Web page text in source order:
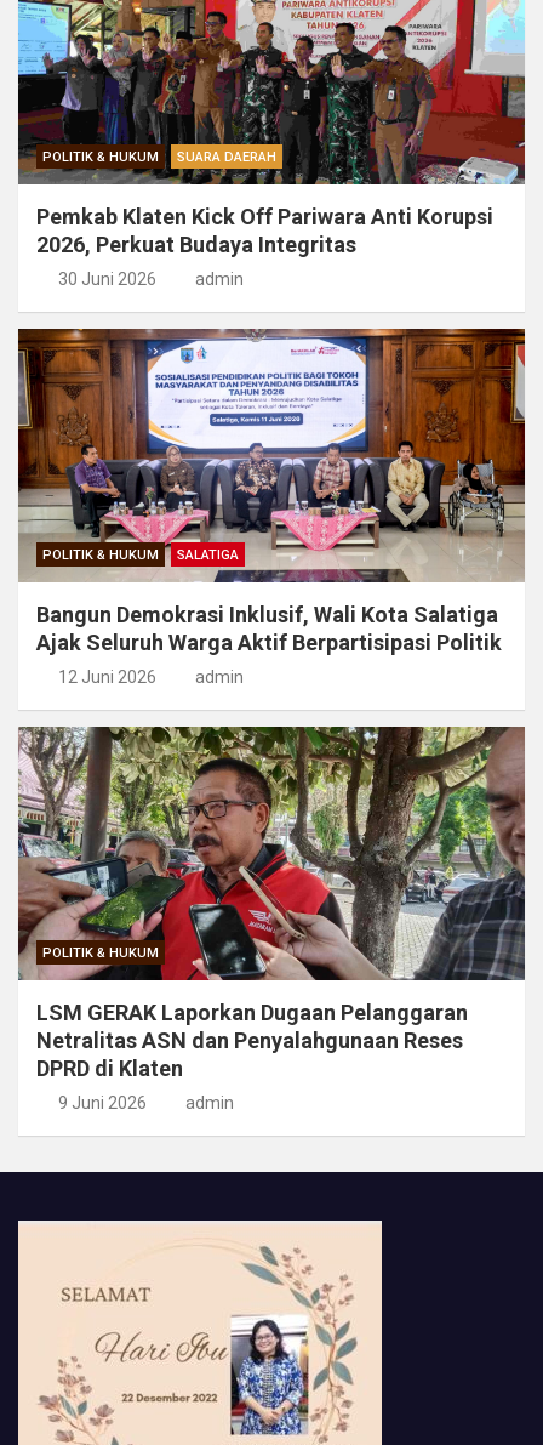
POLITIK & HUKUM SUARA DAERAH
Pemkab Klaten Kick Off Pariwara Anti Korupsi
2026, Perkuat Budaya Integritas
30 Juni 2026 admin
POLITIK & HUKUM SALATIGA
Bangun Demokrasi Inklusif, Wali Kota Salatiga
Ajak Seluruh Warga Aktif Berpartisipasi Politik
12 Juni 2026 admin
POLITIK & HUKUM
LSM GERAK Laporkan Dugaan Pelanggaran
Netralitas ASN dan Penyalahgunaan Reses
DPRD di Klaten
9 Juni 2026 admin